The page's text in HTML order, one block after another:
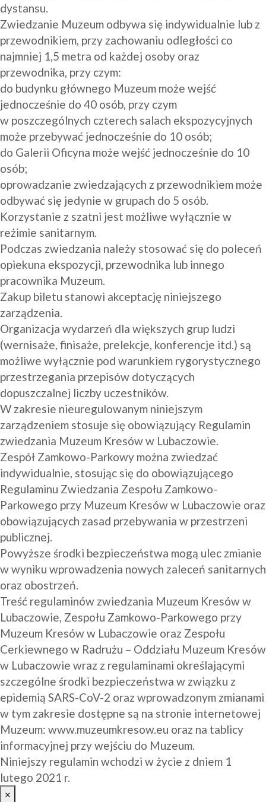
dystansu.
Zwiedzanie Muzeum odbywa się indywidualnie lub z
przewodnikiem, przy zachowaniu odległości co
najmniej 1,5 metra od każdej osoby oraz
przewodnika, przy czym:
do budynku głównego Muzeum może wejść
jednocześnie do 40 osób, przy czym
w poszczególnych czterech salach ekspozycyjnych
może przebywać jednocześnie do 10 osób;
do Galerii Oficyna może wejść jednocześnie do 10
osób;
oprowadzanie zwiedzających z przewodnikiem może
odbywać się jedynie w grupach do 5 osób.
Korzystanie z szatni jest możliwe wyłącznie w
reżimie sanitarnym.
Podczas zwiedzania należy stosować się do poleceń
opiekuna ekspozycji, przewodnika lub innego
pracownika Muzeum.
Zakup biletu stanowi akceptację niniejszego
zarządzenia.
Organizacja wydarzeń dla większych grup ludzi
(wernisaże, finisaże, prelekcje, konferencje itd.) są
możliwe wyłącznie pod warunkiem rygorystycznego
przestrzegania przepisów dotyczących
dopuszczalnej liczby uczestników.
W zakresie nieuregulowanym niniejszym
zarządzeniem stosuje się obowiązujący Regulamin
zwiedzania Muzeum Kresów w Lubaczowie.
Zespół Zamkowo-Parkowy można zwiedzać
indywidualnie, stosując się do obowiązującego
Regulaminu Zwiedzania Zespołu Zamkowo-
Parkowego przy Muzeum Kresów w Lubaczowie oraz
obowiązujących zasad przebywania w przestrzeni
publicznej.
Powyższe środki bezpieczeństwa mogą ulec zmianie
w wyniku wprowadzenia nowych zaleceń sanitarnych
oraz obostrzeń.
Treść regulaminów zwiedzania Muzeum Kresów w
Lubaczowie, Zespołu Zamkowo-Parkowego przy
Muzeum Kresów w Lubaczowie oraz Zespołu
Cerkiewnego w Radrużu – Oddziału Muzeum Kresów
w Lubaczowie wraz z regulaminami określającymi
szczególne środki bezpieczeństwa w związku z
epidemią SARS-CoV-2 oraz wprowadzonym zmianami
w tym zakresie dostępne są na stronie internetowej
Muzeum: www.muzeumkresow.eu oraz na tablicy
informacyjnej przy wejściu do Muzeum.
Niniejszy regulamin wchodzi w życie z dniem 1
lutego 2021 r.
×